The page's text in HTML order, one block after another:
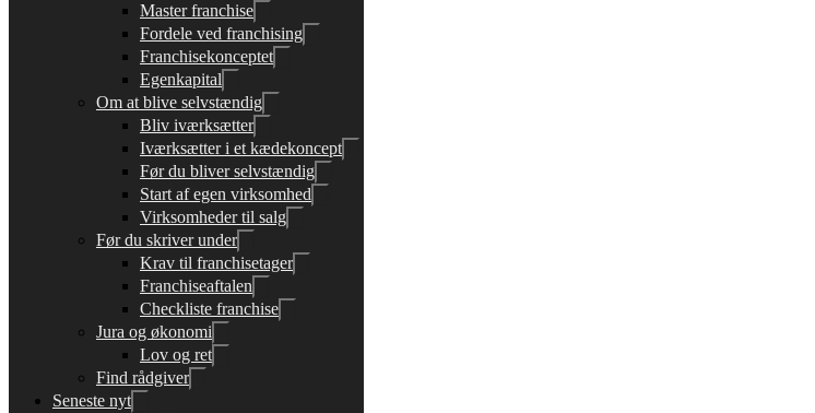
Master franchise
Fordele ved franchising
Franchisekonceptet
Egenkapital
Om at blive selvstændig
Bliv iværksætter
Iværksætter i et kædekoncept
Før du bliver selvstændig
Start af egen virksomhed
Virksomheder til salg
Før du skriver under
Krav til franchisetager
Franchiseaftalen
Checkliste franchise
Jura og økonomi
Lov og ret
Find rådgiver
Seneste nyt